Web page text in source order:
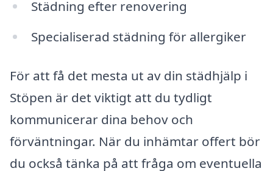
Städning efter renovering
Specialiserad städning för allergiker
För att få det mesta ut av din städhjälp i
Stöpen är det viktigt att du tydligt
kommunicerar dina behov och
förväntningar. När du inhämtar offert bör
du också tänka på att fråga om eventuella